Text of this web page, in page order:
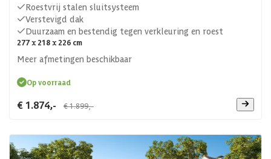
Roestvrij stalen sluitsysteem
Verstevigd dak
Duurzaam en bestendig tegen verkleuring en roest
277 x 218 x 226 cm
Meer afmetingen beschikbaar
Op voorraad
€ 1.874,- € 1.899,-